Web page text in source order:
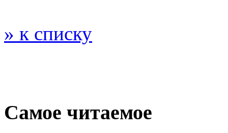
» к списку
Самое читаемое